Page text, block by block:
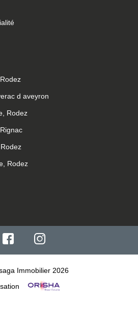
d aveyron
Rodez
Rodez
Immobilier 2026